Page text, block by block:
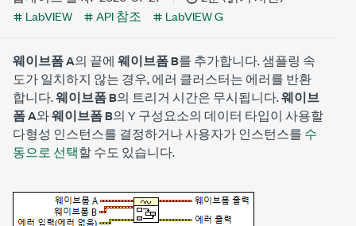
LabVIEW
API 참조 LabVIEW G
웨이브폼 A의 끝에 웨이브폼 B를 추가합니다. 샘플링 속
도가 일치하지 않는 경우, 에러 클러스터는 에러를 반환
합니다.웨이브폼 B의 트리거 시간은 무시됩니다.웨이브
폼 A와웨이브폼 B의 Y 구성요소의 데이터 타입이 사용할
다형성 인스턴스를 결정하거나 사용자가 인스턴스를 수
동으로 선택할 수도 있습니다.